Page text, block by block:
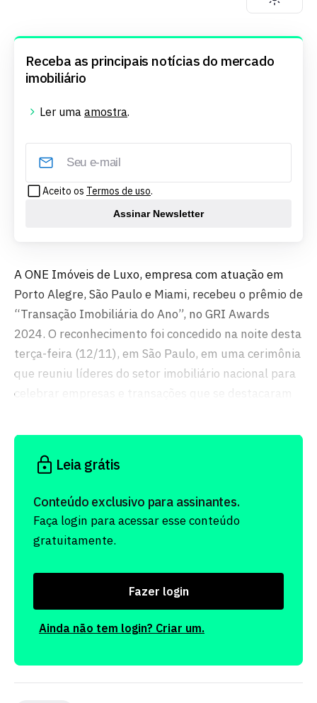
Receba as principais notícias do mercado
imobiliário
Ler uma amostra.
Aceito os Termos de uso.
Assinar Newsletter
A ONE Imóveis de Luxo, empresa com atuação em
Porto Alegre, São Paulo e Miami, recebeu o prêmio de
“Transação Imobiliária do Ano”, no GRI Awards
2024. O reconhecimento foi concedido na noite desta
terça-feira (12/11), em São Paulo, em uma cerimônia
que reuniu líderes do setor imobiliário nacional para
celebrar empresas e transações que se destacaram
Leia grátis
Conteúdo exclusivo para assinantes.
Faça login para acessar esse conteúdo
gratuitamente.
Fazer login
Ainda não tem login? Criar um.